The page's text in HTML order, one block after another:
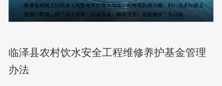
临泽县农村饮水安全工程维修养护基金管理
办法